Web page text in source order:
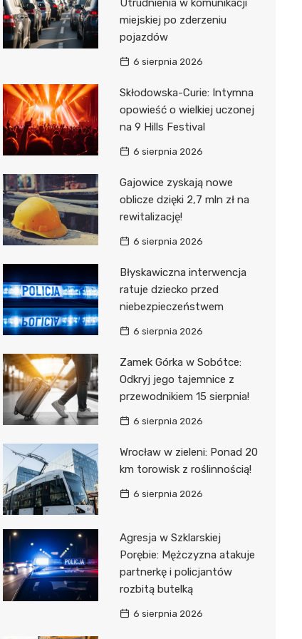
Utrudnienia w komunikacji
miejskiej po zderzeniu
pojazdów
6 sierpnia 2026
Skłodowska-Curie: Intymna
opowieść o wielkiej uczonej
na 9 Hills Festival
6 sierpnia 2026
Gajowice zyskają nowe
oblicze dzięki 2,7 mln zł na
rewitalizację!
6 sierpnia 2026
Błyskawiczna interwencja
ratuje dziecko przed
niebezpieczeństwem
6 sierpnia 2026
Zamek Górka w Sobótce:
Odkryj jego tajemnice z
przewodnikiem 15 sierpnia!
6 sierpnia 2026
Wrocław w zieleni: Ponad 20
km torowisk z roślinnością!
6 sierpnia 2026
Agresja w Szklarskiej
Porębie: Mężczyzna atakuje
partnerkę i policjantów
rozbitą butelką
6 sierpnia 2026